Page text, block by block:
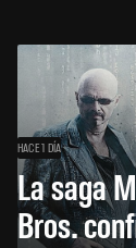
HACE 1 DÍA
La saga
Bros.